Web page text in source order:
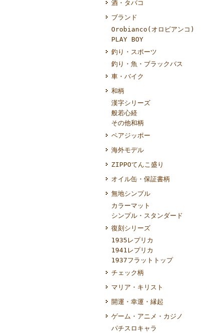
酒・タバコ
ブランド
Orobianco(オロビアンコ)
PLAY BOY
釣り・スポーツ
釣り・魚・ブラックバス
車・バイク
和柄
漢字シリーズ
般若心経
その他和柄
ペアジッポー
海外モデル
ZIPPOてんこ盛り
オイル缶・保証書柄
無地シンプル
カラーマット
シンプル・スタンダード
復刻シリーズ
1935レプリカ
1941レプリカ
1937フラットトップ
チェック柄
マリア・キリスト
開運・幸運・縁起
ゲーム・アニメ・カジノ
パチスロキャラ